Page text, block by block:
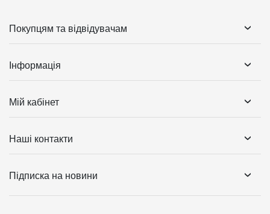
Покупцям та відвідувачам
Інформація
Мій кабінет
Наші контакти
Підписка на новини